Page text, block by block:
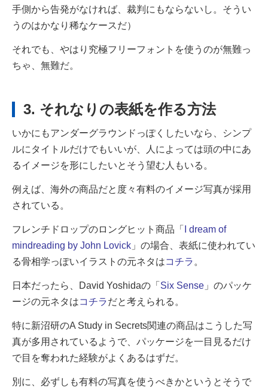
手側から告発がなければ、裁判にもならないし。そうい
うのはかなり稀なケースだ）
それでも、やはり究極フリーフォントを使うのが無難っ
ちゃ、無難だ。
3. それなりの表紙を作る方法
いかにもアンダーグラウンドっぽくしたいなら、シンプ
ルにタイトルだけでもいいが、
人によっては頭の中にあ
るイメージを形にしたいとそう望む人もいる。
例えば、海外の商品だと度々有料のイメージ写真が採用
されている。
フレンチドロップのロングヒット商品「
I dream of
mindreading by John Lovick 」の場合、表紙に使われてい
る骨相学っぽいイラストの元ネタはコチラ 。
日本だったら、David Yoshidaの「 Six Sense 」のパッケ
ージの元ネタはコチラだと考えられる。
特に新沼研のA Study in Secrets関連の商品はこうした写
真が多用されているようで、パッケージを一目見るだけ
で目を奪われた経験がよくあるはずだ。
別に、必ずしも有料の写真を使うべきかというとそうで